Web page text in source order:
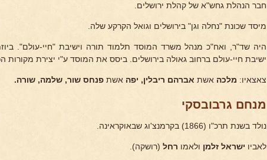
חבר הנהלת גחש"א של קהלת ירושלים.
מיסד שכונת "נחלה וגן" בירושלים וגואל הקרקע שלה.
היה שד"ר, ואח"כ מנהל משרד המוסד תלמוד תורה וישיבת "חיי-עולם".
ישיבת חיי-עולם ברחוב גאולה בירושלים. ביסס את המוסד ע"י יצירת מקורות
צאצאיו: מלכה אשת אברהם ריבלין, יפה אשת פנחס שור, שלמה, שורה.
מנחם גרבובסקי
נולד בשנת תרכ"ו (1866) בקרמנצ'וג שבאוקראינה.
לאביו ישראל זלמן ולאמו רחל (רושקה).